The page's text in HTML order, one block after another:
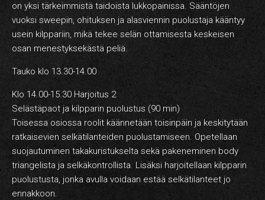
on yksi tärkeimmistä taidoista lukkopainissa. Sääntöjen
vuoksi sweepin, ohituksen ja alasviennin puolustaja kääntyy
usein kilppariin, mikä tekee selän ottamisesta keskeisen
osan menestyksekästä peliä.
Tauko klo 13.30-14.00
Klo 14.00-15.30 Harjoitus 2
Selästäpaot ja kilpparin puolustus (90 min)
Toisessa osiossa roolit käännetään toisinpäin ja keskitytään
ratkaisevien selkätilanteiden puolustamiseen. Opetellaan
suojautuminen takakuristukselta sekä pakeneminen body
triangelista ja selkäkontrollista. Lisäksi harjoitellaan kilpparin
puolustusta, jonka avulla voidaan estää selkätilanteet jo
ennakkoon.